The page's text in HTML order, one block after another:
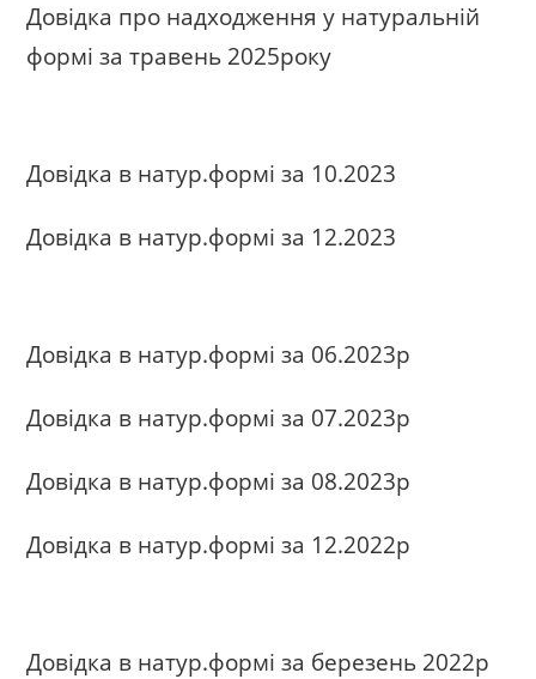
Довідка про надходження у натуральній
формі за травень 2025року
Довідка в натур.формі за 10.2023
Довідка в натур.формі за 12.2023
Довідка в натур.формі за 06.2023р
Довідка в натур.формі за 07.2023р
Довідка в натур.формі за 08.2023р
Довідка в натур.формі за 12.2022р
Довідка в натур.формі за березень 2022р